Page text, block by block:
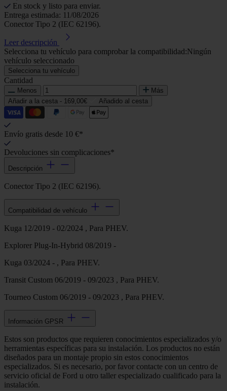
En stock y listo para enviar.
Entrega estimada: 11/08/2026
Conector Tipo 2 (IEC 62196).
Leer descripción
Selecciona tu vehículo para comprobar la compatibilidad:Ningún
vehículo seleccionado
Selecciona tu vehículo
Cantidad
Menos
Más
Añadir a la cesta - 169,00€ Añadido al cesta
Envío gratis desde 10 €*
Devoluciones sin complicaciones*
Descripción
Conector Tipo 2 (IEC 62196).
Compatibilidad de vehículo
Kuga 12/2019 - 02/2024 , Para PHEV.
Explorer Plug-In-Hybrid 08/2019 -
Kuga 03/2024 - , Para PHEV.
Transit Custom 06/2019 - 09/2023 , Para PHEV.
Tourneo Custom 06/2019 - 09/2023 , Para PHEV.
Información GPSR
Estos son productos que requieren conocimientos especializados y/o
herramientas específicas para su instalación. Los productos no están
diseñados para un montaje propio sin estos conocimientos
especializados. Si es necesario, por favor contacte con un centro de
servicio oficial de Ford u otro taller especializado cualificado para la
instalación.